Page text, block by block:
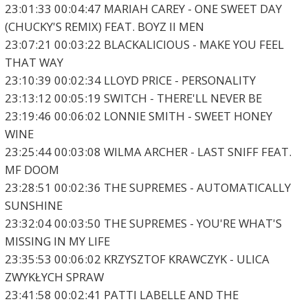
23:01:33 00:04:47 MARIAH CAREY - ONE SWEET DAY
(CHUCKY'S REMIX) FEAT. BOYZ II MEN
23:07:21 00:03:22 BLACKALICIOUS - MAKE YOU FEEL
THAT WAY
23:10:39 00:02:34 LLOYD PRICE - PERSONALITY
23:13:12 00:05:19 SWITCH - THERE'LL NEVER BE
23:19:46 00:06:02 LONNIE SMITH - SWEET HONEY
WINE
23:25:44 00:03:08 WILMA ARCHER - LAST SNIFF FEAT.
MF DOOM
23:28:51 00:02:36 THE SUPREMES - AUTOMATICALLY
SUNSHINE
23:32:04 00:03:50 THE SUPREMES - YOU'RE WHAT'S
MISSING IN MY LIFE
23:35:53 00:06:02 KRZYSZTOF KRAWCZYK - ULICA
ZWYKŁYCH SPRAW
23:41:58 00:02:41 PATTI LABELLE AND THE